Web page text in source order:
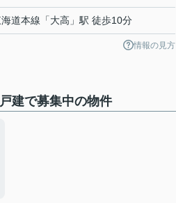
道本線 「大高 」駅 徒歩10分
情報の見方
建で募集中の物件